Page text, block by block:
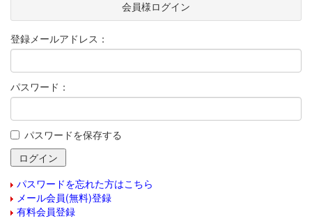
会員様ログイン
登録メールアドレス：
パスワード：
パスワードを保存する
パスワードを忘れた方はこちら
メール会員(無料)登録
有料会員登録